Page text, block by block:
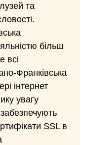
та
більш
всі
Франківська
інтернет
увагу
SSL в